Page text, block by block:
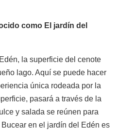
como El jardín del
la superficie del cenote
lago. Aquí se puede hacer
única rodeada por la
pasará a través de la
y salada se reúnen para
en el jardín del Edén es